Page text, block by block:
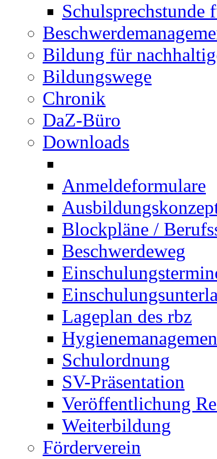
Schulsprechstunde
Bildung für
Bildungswege
Chronik
DaZ-Büro
Downloads
Anmeldeformulare
Blockpläne /
Beschwerdeweg
Lageplan des rbz
Schulordnung
SV-Präsentation
Veröffentlichung
Weiterbildung
Förderverein